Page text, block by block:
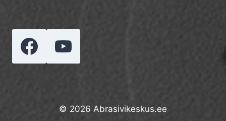
© 2026 Abrasivikeskus.ee